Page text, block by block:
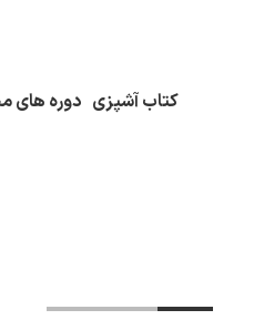
کتاب آشپزی دوره های